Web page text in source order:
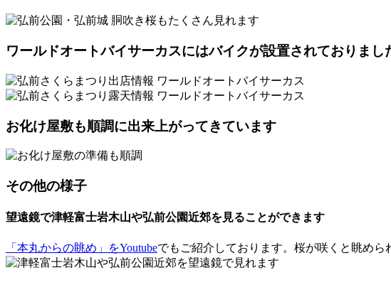
ワールドオートバイサーカスにはバイクが設置されておりまし
お化け屋敷も順調に出来上がってきています
その他の様子
望遠鏡で津軽富士岩木山や弘前公園近郊を見ることができます
「本丸からの眺め」をYoutubeでもご紹介しております。桜が咲くと眺めら